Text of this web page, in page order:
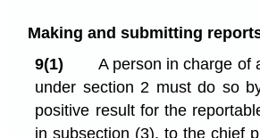
Making and submitting
9(1)
A person in charge of
under section 2 must do so
positive result for the
in subsection (3), to the chief